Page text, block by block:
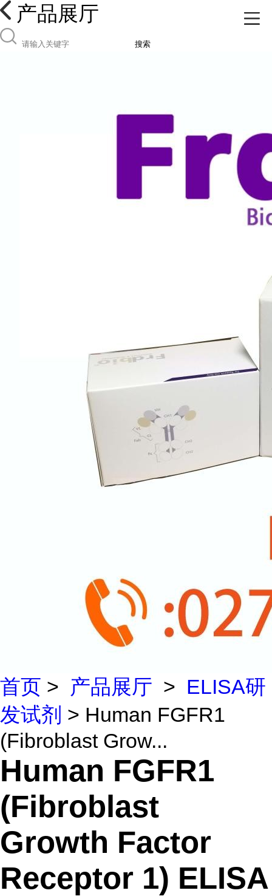
产品展厅
搜索
首页 > 产品展厅 > ELISA研
发试剂 > Human FGFR1
(Fibroblast Grow...
Human FGFR1
(Fibroblast
Growth Factor
Receptor 1) ELISA